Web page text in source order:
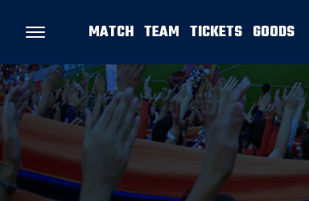
MATCH TEAM TICKETS GOODS